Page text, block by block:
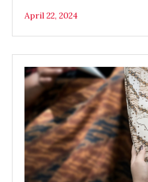
April 22, 2024